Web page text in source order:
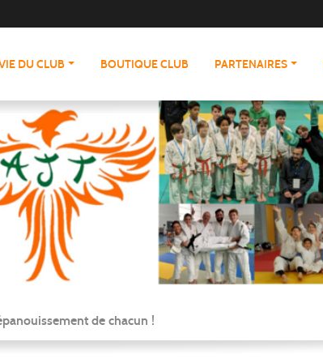
DU CLUB BOUTIQUE CLUB PARTENAIRES
de chacun !